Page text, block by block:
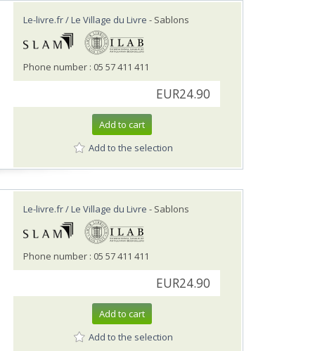
Le-livre.fr / Le Village du Livre - Sablons
Phone number : 05 57 411 411
EUR24.90
Add to cart
Add to the selection
Le-livre.fr / Le Village du Livre - Sablons
Phone number : 05 57 411 411
EUR24.90
Add to cart
Add to the selection